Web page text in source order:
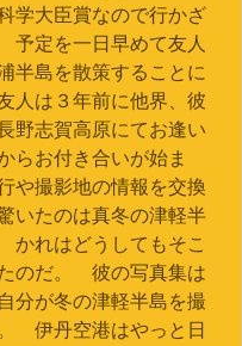
学大臣賞なので行かざ
予定を一日早めて友人
半島を散策することに
人は３年前に他界、彼
野志賀高原にてお逢い
らお付き合いが始ま
や撮影地の情報を交換
いたのは真冬の津軽半
かれはどうしてもそこ
のだ。　彼の写真集は
分が冬の津軽半島を撮
　伊丹空港はやっと日